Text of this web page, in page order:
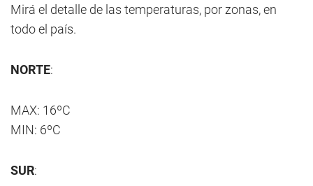
Mirá el detalle de las temperaturas, por zonas, en
todo el país.
NORTE:
MAX: 16ºC
MIN: 6ºC
SUR: